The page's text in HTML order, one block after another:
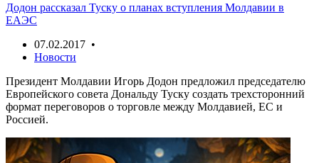
Додон рассказал Туску о планах вступления Молдавии в
ЕАЭС
07.02.2017 •
Новости
Президент Молдавии Игорь Додон предложил председателю
Европейского совета Дональду Туску создать трехсторонний
формат переговоров о торговле между Молдавией, ЕС и
Россией.